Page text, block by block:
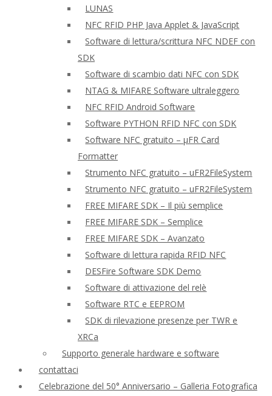
LUNAS
NFC RFID PHP Java Applet & JavaScript
Software di lettura/scrittura NFC NDEF con
SDK
Software di scambio dati NFC con SDK
NTAG & MIFARE Software ultraleggero
NFC RFID Android Software
Software PYTHON RFID NFC con SDK
Software NFC gratuito – μFR Card
Formatter
Strumento NFC gratuito – uFR2FileSystem
Strumento NFC gratuito – uFR2FileSystem
FREE MIFARE SDK – Il più semplice
FREE MIFARE SDK – Semplice
FREE MIFARE SDK – Avanzato
Software di lettura rapida RFID NFC
DESFire Software SDK Demo
Software di attivazione del relè
Software RTC e EEPROM
SDK di rilevazione presenze per TWR e
XRCa
Supporto generale hardware e software
contattaci
Celebrazione del 50° Anniversario – Galleria Fotografica